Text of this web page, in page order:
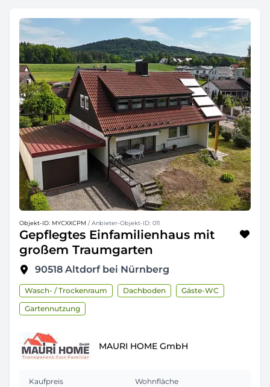
Objekt-ID: MYCXXCPM / Anbieter-Objekt-ID: 011
Gepflegtes Einfamilienhaus mit
großem Traumgarten
90518 Altdorf bei Nürnberg
Wasch- / Trockenraum Dachboden
Gäste-WC
Gartennutzung
MAURI HOME GmbH
Kaufpreis Wohnfläche